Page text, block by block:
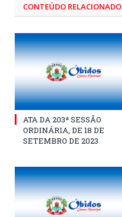
CONTEÚDO RELACIONADO
ATA DA 203ª SESSÃO
ORDINÁRIA, DE 18 DE
SETEMBRO DE 2023